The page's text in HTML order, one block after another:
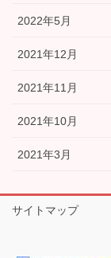
2022年5月
2021年12月
2021年11月
2021年10月
2021年3月
サイトマップ